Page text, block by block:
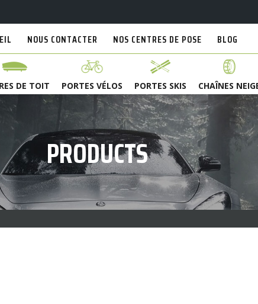
NOUS CONTACTER NOS CENTRES DE POSE BLOG
DE TOIT PORTES VÉLOS PORTES SKIS CHAÎNES
PRODUCTS